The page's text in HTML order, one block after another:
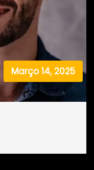
Março 14, 2025